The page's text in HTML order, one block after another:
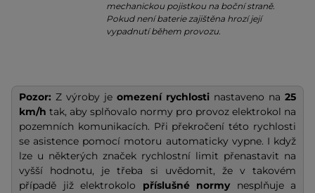
mechanickou pojistkou na boční straně.
Pokud není baterie zajištěna hrozí její
vypadnutí během provozu.
Pozor: Z výroby je omezení rychlosti nastaveno na 25
km/h tak, aby splňovalo normy pro provoz elektrokol na
pozemních komunikacích. Při překročení této rychlosti
se asistence pomocí motoru automaticky vypne. I když
lze u některých značek rychlostní limit přenastavit na
vyšší hodnotu, je třeba si uvědomit, že v takovém
případě již elektrokolo příslušné normynesplňuje a